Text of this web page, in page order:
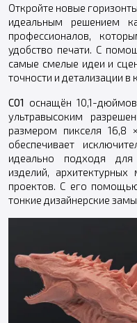
Откройте новые
идеальным решением
профессионалов,
удобство печати. С
самые смелые идеи и
точности и детализации в
C01 оснащён 10,1-
ультравысоким
размером пикселя 16,8
обеспечивает
идеально подходя
изделий,
проектов. С его
тонкие дизайнерские